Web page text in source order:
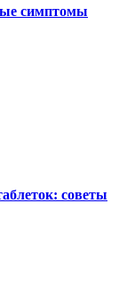
симптомы
советы